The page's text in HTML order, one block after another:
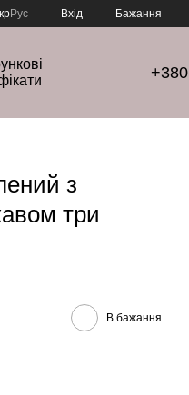
Рус Вхід Бажання
з
три
В бажання